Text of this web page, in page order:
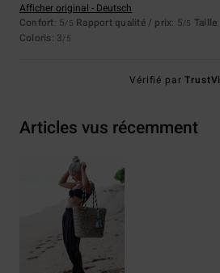
Afficher original - Deutsch
Confort: 5/5 Rapport qualité / prix: 5/5 Taille
Coloris: 3/5
Vérifié par
Articles vus récemment